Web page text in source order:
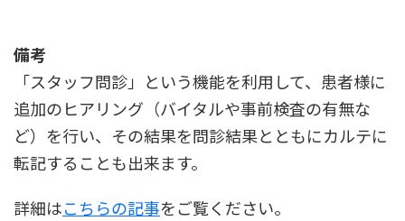
備考
「スタッフ問診」という機能を利用して、患者様に
追加のヒアリング（バイタルや事前検査の有無な
ど）を行い、その結果を問診結果とともにカルテに
転記することも出来ます。
詳細はこちらの記事をご覧ください。